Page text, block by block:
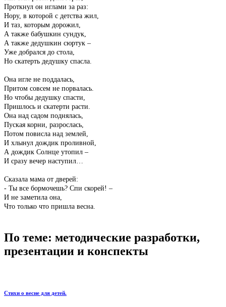
Проткнул он иглами за раз:
Нору, в которой с детства жил,
И таз, которым дорожил,
А также бабушкин сундук,
А также дедушкин сюртук –
Уже добрался до стола,
Но скатерть дедушку спасла.
Она игле не поддалась,
Притом совсем не порвалась.
Но чтобы дедушку спасти,
Пришлось и скатерти расти.
Она над садом поднялась,
Пуская корни, разрослась,
Потом повисла над землей,
И хлынул дождик проливной,
А дождик Солнце утопил –
И сразу вечер наступил…
Сказала мама от дверей:
- Ты все бормочешь? Спи скорей! –
И не заметила она,
Что только что пришла весна.
По теме: методические разработки,
презентации и конспекты
Стихи о весне для детей.